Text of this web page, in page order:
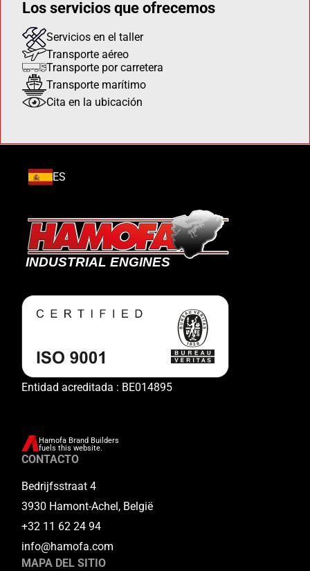
Los servicios que ofrecemos
Servicios en el taller
Transporte aéreo
Transporte por carretera
Transporte marítimo
Cita en la ubicación
ES
Entidad acreditada : BE014895
Hamofa Brand Builders
fuels this website.
CONTACTO
Bedrijfsstraat 4
3930 Hamont-Achel, België
+32 11 62 24 94
info@hamofa.com
MAPA DEL SITIO